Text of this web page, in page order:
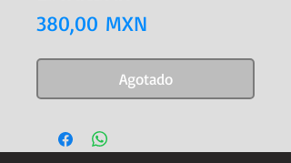
380,00 MXN
Agotado